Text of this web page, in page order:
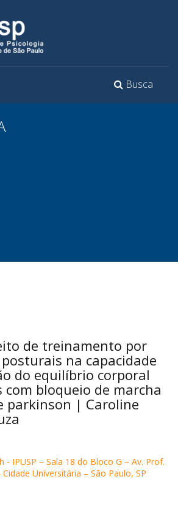
Toggle
Busca
de treinamento por
na capacidade
do equilíbrio corporal
bloqueio de marcha
parkinson | Caroline
- IPUSP – Sala 18 do Bloco G – Av. Prof.
Universitária – São Paulo, SP